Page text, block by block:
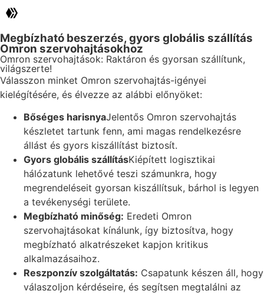
Megbízható beszerzés, gyors globális szállítás
Omron szervohajtásokhoz
Omron szervohajtások: Raktáron és gyorsan szállítunk,
világszerte!
Válasszon minket Omron szervohajtás-igényei
kielégítésére, és élvezze az alábbi előnyöket:
Bőséges harisnyaJelentős Omron szervohajtás
készletet tartunk fenn, ami magas rendelkezésre
állást és gyors kiszállítást biztosít.
Gyors globális szállításKiépített logisztikai
hálózatunk lehetővé teszi számunkra, hogy
megrendeléseit gyorsan kiszállítsuk, bárhol is legyen
a tevékenységi területe.
Megbízható minőség: Eredeti Omron
szervohajtásokat kínálunk, így biztosítva, hogy
megbízható alkatrészeket kapjon kritikus
alkalmazásaihoz.
Reszponzív szolgáltatás: Csapatunk készen áll, hogy
válaszoljon kérdéseire, és segítsen megtalálni az